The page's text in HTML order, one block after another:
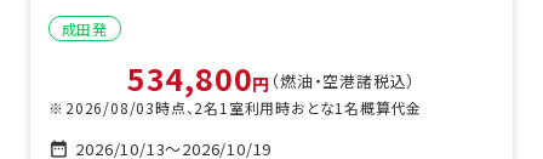
成田発
534,800円 （燃油・空港諸税込）
2026/08/03時点、2名1室利用時おとな1名概算代金
2026/10/13～2026/10/19